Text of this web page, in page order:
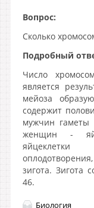
Вопрос:
Сколько
Подробный
Число
является
мейоза
содержит
мужчин гаметы
женщин -
зигота. Зигота
46.
Биология